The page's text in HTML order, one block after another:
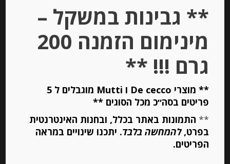
מחיר ל 100 גרם:26.67 ש"ח
יחידות
הוספה לסל
Stock
** גבינות במשקל –
מינימום הזמנה 200
גרם !!! **
** מוצרי De cecco ו Mutti מוגבלים ל 5
פריטים בסה״כ מכל הסוגים **
** התמונות באתר בכלל, ובחנות האינטרנטית
בפרט,להמחשה בלבד. יתכנו שינויים במראה
הפריטים.